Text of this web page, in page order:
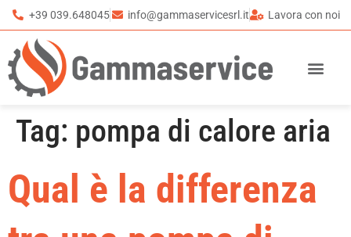
+39 039.648045 info@gammaservicesrl.it Lavora con noi
Tag: pompa di calore aria
Qual è la differenza